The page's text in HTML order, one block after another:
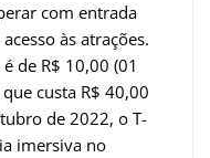
com entrada
às atrações.
de R$ 10,00 (01
custa R$ 40,00
de 2022, o T-
imersiva no